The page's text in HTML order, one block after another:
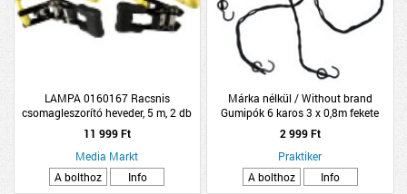
LAMPA 0160167 Racsnis
csomagleszorító heveder, 5 m, 2 db
11 999 Ft
Media Markt
A bolthoz
Info
Márka nélkül / Without brand
Gumipók 6 karos 3 x 0,8m fekete
2 999 Ft
Praktiker
A bolthoz
Info